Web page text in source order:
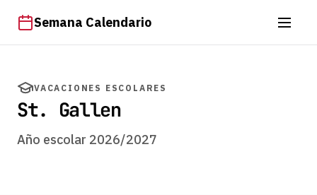
Semana Calendario
VACACIONES ESCOLARES
St. Gallen
Año escolar 2026/2027